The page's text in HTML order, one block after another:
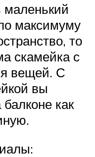
маленький
максимуму
то
скамейка с
вещей. С
вы
как